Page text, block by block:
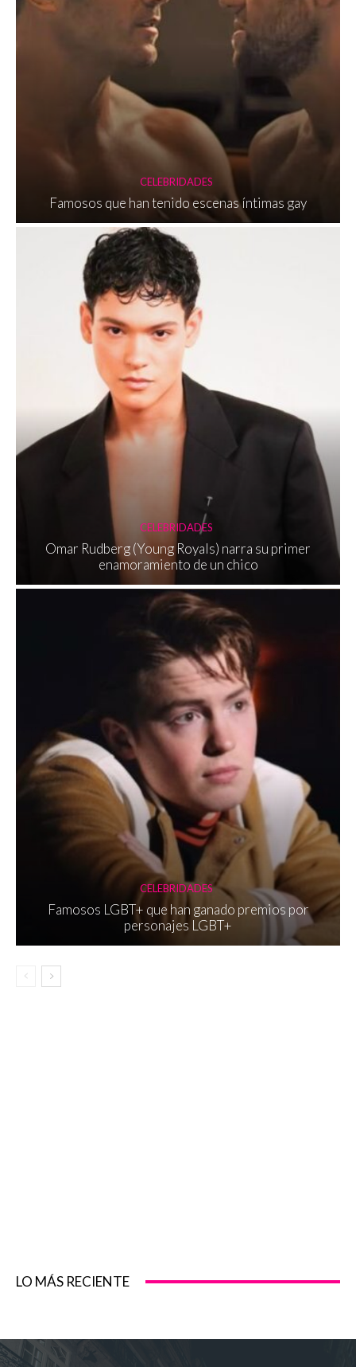
CELEBRIDADES
Famosos que han tenido escenas íntimas gay
CELEBRIDADES
Omar Rudberg (Young Royals) narra su primer
enamoramiento de un chico
CELEBRIDADES
Famosos LGBT+ que han ganado premios por
personajes LGBT+
LO MÁS RECIENTE